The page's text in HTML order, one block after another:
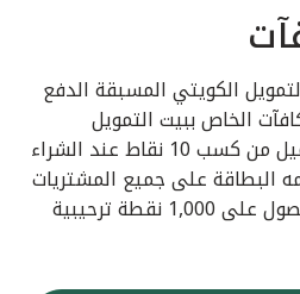
الكويتي المسبقة الدفع
الخاص ببيت التمويل
الكويتي حيث يتمكن العميل من كسب 10 نقاط عند الشراء
البطاقة على جميع المشتريات
محلياً ودولياً بالاضافة للحصول على 1,000 نقطة ترحيبية